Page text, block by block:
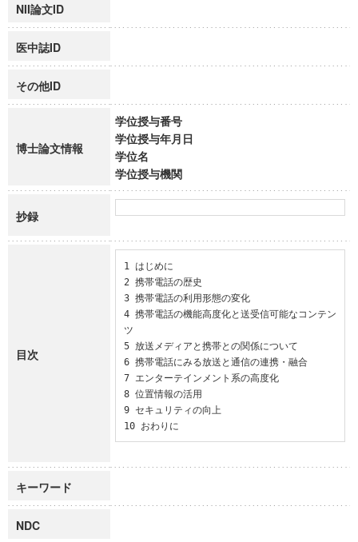
NII論文ID
医中誌ID
その他ID
博士論文情報
学位授与番号
学位授与年月日
学位名
学位授与機関
抄録
目次
1 はじめに
2 携帯電話の歴史
3 携帯電話の利用形態の変化
4 携帯電話の機能高度化と送受信可能なコンテン
ツ
5 放送メディアと携帯との関係について
6 携帯電話にみる放送と通信の連携・融合
7 エンターテインメント系の高度化
8 位置情報の活用
9 セキュリティの向上
10 おわりに
キーワード
NDC